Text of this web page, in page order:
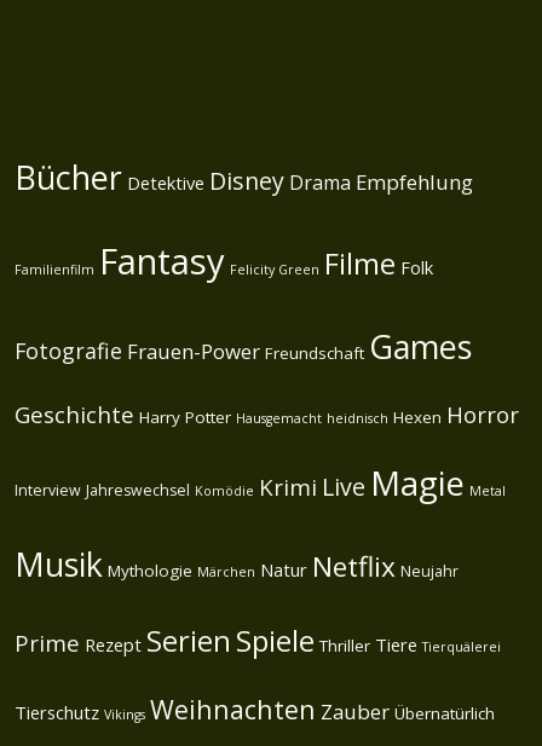
Bücher Detektive Disney Drama Empfehlung
Familienfilm Fantasy Felicity Green Filme Folk
Fotografie Frauen-Power Freundschaft Games
Geschichte Harry Potter Hausgemacht heidnisch Hexen Horror
Interview Jahreswechsel Komödie Krimi Live Magie Metal
Musik Mythologie Märchen Natur Netflix Neujahr
Prime Rezept Serien Spiele Thriller Tiere Tierquälerei
Tierschutz Vikings Weihnachten Zauber Übernatürlich